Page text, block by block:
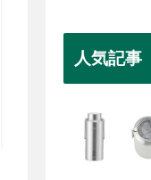
人気記事